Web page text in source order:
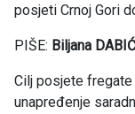
posjeti Crnoj Gori
PIŠE: Biljana DABIĆ
Cilj posjete
unapređenje